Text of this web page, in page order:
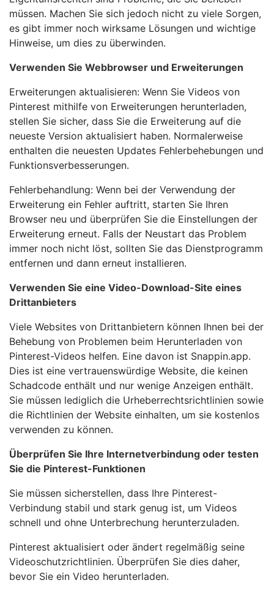
müssen. Machen Sie sich jedoch nicht zu viele Sorgen,
es gibt immer noch wirksame Lösungen und wichtige
Hinweise, um dies zu überwinden.
Verwenden Sie Webbrowser und Erweiterungen
Erweiterungen aktualisieren: Wenn Sie Videos von
Pinterest mithilfe von Erweiterungen herunterladen,
stellen Sie sicher, dass Sie die Erweiterung auf die
neueste Version aktualisiert haben. Normalerweise
enthalten die neuesten Updates Fehlerbehebungen und
Funktionsverbesserungen.
Fehlerbehandlung: Wenn bei der Verwendung der
Erweiterung ein Fehler auftritt, starten Sie Ihren
Browser neu und überprüfen Sie die Einstellungen der
Erweiterung erneut. Falls der Neustart das Problem
immer noch nicht löst, sollten Sie das Dienstprogramm
entfernen und dann erneut installieren.
Verwenden Sie eine Video-Download-Site eines
Drittanbieters
Viele Websites von Drittanbietern können Ihnen bei der
Behebung von Problemen beim Herunterladen von
Pinterest-Videos helfen. Eine davon ist Snappin.app.
Dies ist eine vertrauenswürdige Website, die keinen
Schadcode enthält und nur wenige Anzeigen enthält.
Sie müssen lediglich die Urheberrechtsrichtlinien sowie
die Richtlinien der Website einhalten, um sie kostenlos
verwenden zu können.
Überprüfen Sie Ihre Internetverbindung oder testen
Sie die Pinterest-Funktionen
Sie müssen sicherstellen, dass Ihre Pinterest-
Verbindung stabil und stark genug ist, um Videos
schnell und ohne Unterbrechung herunterzuladen.
Pinterest aktualisiert oder ändert regelmäßig seine
Videoschutzrichtlinien. Überprüfen Sie dies daher,
bevor Sie ein Video herunterladen.